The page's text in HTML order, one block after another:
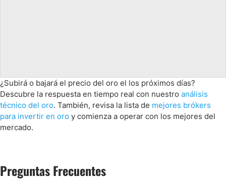
¿Subirá o bajará el precio del oro el los próximos días?
Descubre la respuesta en tiempo real con nuestro análisis
técnico del oro. También, revisa la lista de mejores brókers
para invertir en oro y comienza a operar con los mejores del
mercado.
Preguntas Frecuentes